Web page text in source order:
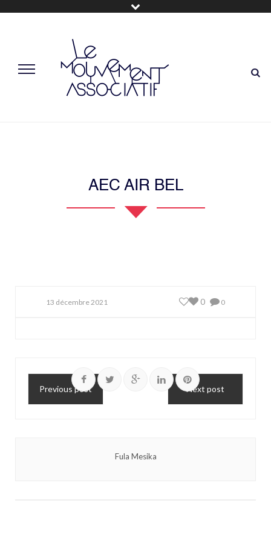
AEC AIR BEL
13 décembre 2021 0
0
Previous post Next post
Fula Mesika